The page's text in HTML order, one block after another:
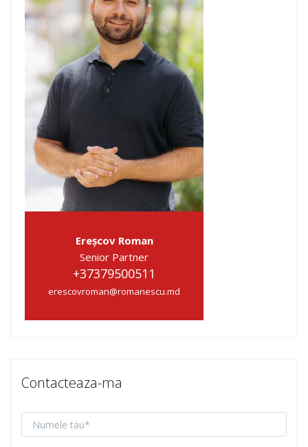
Ereșcov Roman
Senior Partner
+37379500511
erescovroman@romanescu.md
Contacteaza-ma